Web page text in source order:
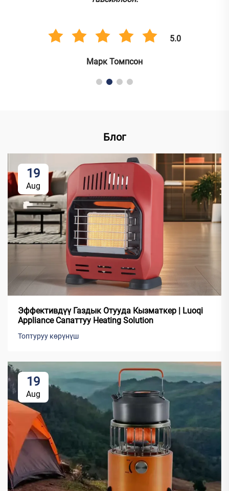
5.0
Марк Томпсон
Блог
19
Aug
Эффективдүү Газдык Отууда Кызматкер | Luoqi
Appliance Сапаттуу Heating Solution
Топтуруу көрүнүш
19
Aug